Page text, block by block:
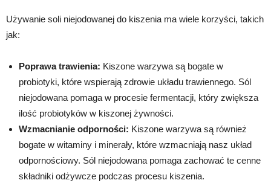
Używanie soli niejodowanej do kiszenia ma wiele korzyści, takich
jak:
Poprawa trawienia: Kiszone warzywa są bogate w
probiotyki, które wspierają zdrowie układu trawiennego. Sól
niejodowana pomaga w procesie fermentacji, który zwiększa
ilość probiotyków w kiszonej żywności.
Wzmacnianie odporności: Kiszone warzywa są również
bogate w witaminy i minerały, które wzmacniają nasz układ
odpornościowy. Sól niejodowana pomaga zachować te cenne
składniki odżywcze podczas procesu kiszenia.